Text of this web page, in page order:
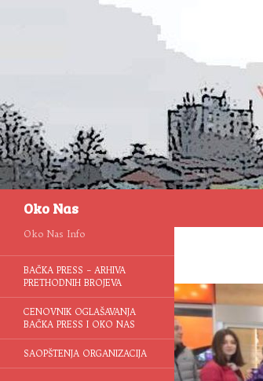
Oko Nas
Oko Nas Info
BAČKA PRESS – ARHIVA
PRETHODNIH BROJEVA
CENOVNIK OGLAŠAVANJA
BAČKA PRESS I OKO NAS
SAOPŠTENJA ORGANIZACIJA